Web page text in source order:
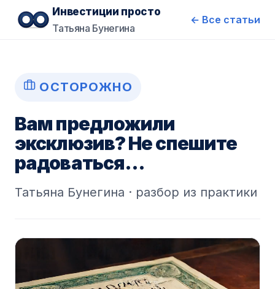
Инвестиции просто
Татьяна Бунегина
← Все статьи
ОСТОРОЖНО
Вам предложили
эксклюзив? Не спешите
радоваться…
Татьяна Бунегина · разбор из практики